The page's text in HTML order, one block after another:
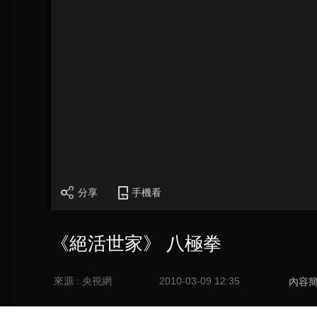
分享 手機看
《絕活世家》 八極拳
來源 : 央視網 2010-03-09 12:35 內容